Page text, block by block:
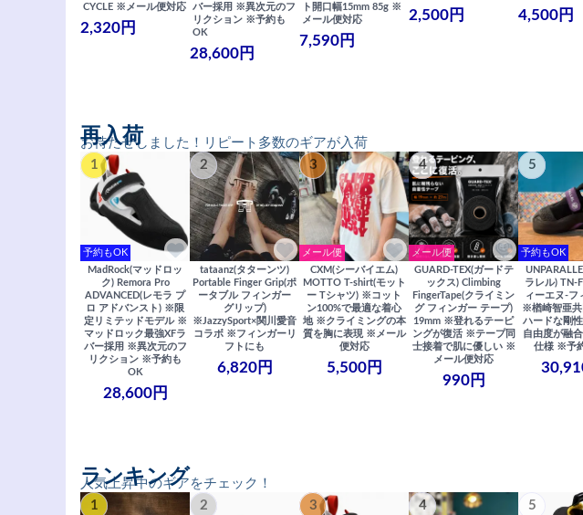
CYCLE ※メール便対応
2,320円
バー採用 ※異次元のフ
リクション ※予約も
OK
28,600円
ト開口幅15mm 85g ※
メール便対応
7,590円
2,500円 4,500円
お待たせしました！リピート多数のギアが入荷
再入荷
1
予約もOK
MadRock(マッドロッ
ク) Remora Pro
ADVANCED(レモラ プ
ロ アドバンスト) ※限
定リミテッドモデル ※
マッドロック最強XFラ
バー採用 ※異次元のフ
リクション ※予約も
OK
28,600円
2
tataanz(タターンツ)
Portable Finger Grip(ポ
ータブル フィンガー
グリップ)
※JazzySport×関川愛音
コラボ ※フィンガーリ
フトにも
6,820円
3
メール便
CXM(シーバイエム)
MOTTO T-shirt(モット
ー Tシャツ) ※コット
ン100%で最適な着心
地 ※クライミングの本
質を胸に表現 ※メール
便対応
5,500円
4
メール便
GUARD-TEX(ガードテ
ックス) Climbing
FingerTape(クライミン
グ フィンガー テープ)
19mm ※登れるテーピ
ングが復活 ※テープ同
士接着で肌に優しい ※
メール便対応
990円
5
予約もOK
ラレル) TN-
ィーエヌ-フ
※楢崎智亜
ハードな剛
自由度が融
仕様 ※予
人気上昇中のギアをチェック！
ランキング
1 2 3 4 5